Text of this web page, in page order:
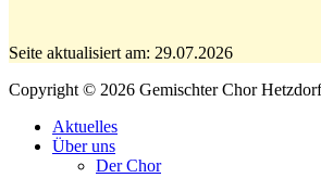
Seite aktualisiert am: 29.07.2026
Copyright © 2026 Gemischter Chor
Aktuelles
Über uns
Der Chor